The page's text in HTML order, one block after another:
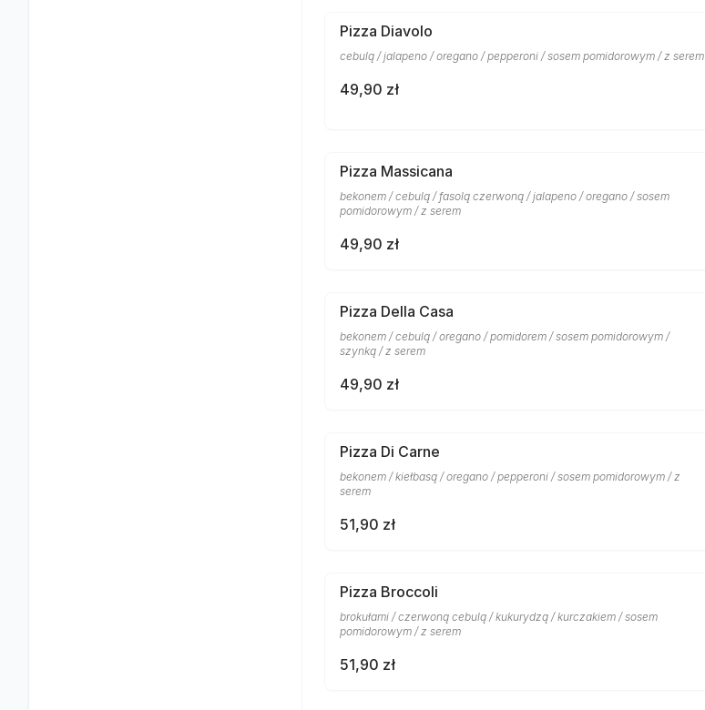
Pizza Diavolo
cebulą / jalapeno / oregano / pepperoni / sosem pomidorowym / z serem
49,90 zł
Pizza Massicana
bekonem / cebulą / fasolą czerwoną / jalapeno / oregano / sosem
pomidorowym / z serem
49,90 zł
Pizza Della Casa
bekonem / cebulą / oregano / pomidorem / sosem pomidorowym /
szynką / z serem
49,90 zł
Pizza Di Carne
bekonem / kiełbasą / oregano / pepperoni / sosem pomidorowym / z
serem
51,90 zł
Pizza Broccoli
brokułami / czerwoną cebulą / kukurydzą / kurczakiem / sosem
pomidorowym / z serem
51,90 zł